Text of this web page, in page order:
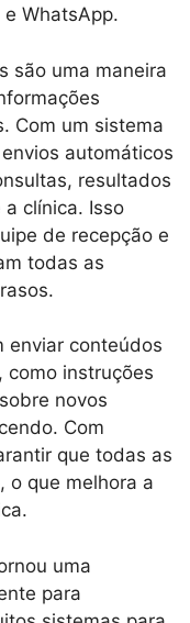
WhatsApp.
são uma maneira
Com um sistema
automáticos
resultados
clínica. Isso
de recepção e
todas as
enviar conteúdos
como instruções
novos
Com
que todas as
o que melhora a
uma
para